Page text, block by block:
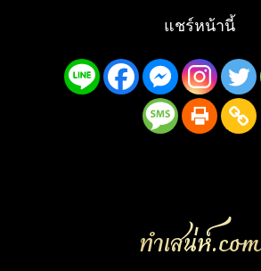
แชร์หน้านี้
ทําเสน่ห์.com